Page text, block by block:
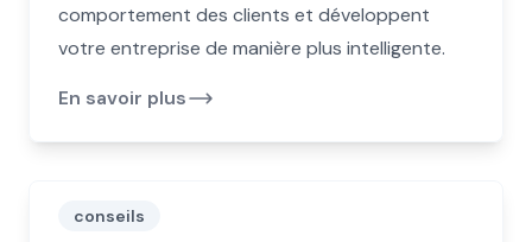
comportement des clients et développent
votre entreprise de manière plus intelligente.
En savoir plus
conseils